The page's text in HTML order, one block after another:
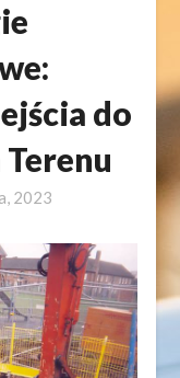
do
2023